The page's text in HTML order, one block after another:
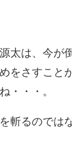
太は、今が
をさすこ
・・・。
斬るのでは